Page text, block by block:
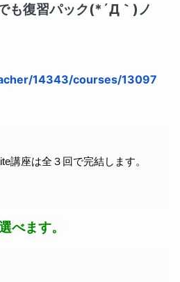
も復習パック(*´Д｀)ノ
14343/courses/13097
講座は全３回で完結します。
べます。